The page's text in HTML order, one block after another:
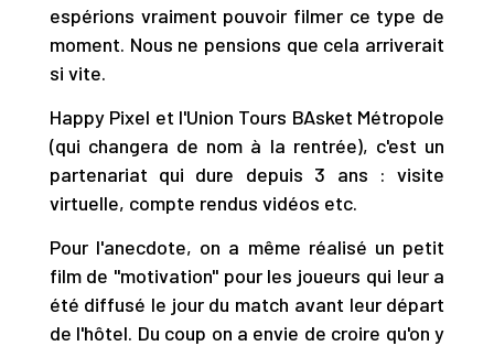
espérions vraiment pouvoir filmer ce type de
moment. Nous ne pensions que cela arriverait
si vite.
Happy Pixel et l'Union Tours BAsket Métropole
(qui changera de nom à la rentrée), c'est un
partenariat qui dure depuis 3 ans : visite
virtuelle, compte rendus vidéos etc.
Pour l'anecdote, on a même réalisé un petit
film de "motivation" pour les joueurs qui leur a
été diffusé le jour du match avant leur départ
de l'hôtel. Du coup on a envie de croire qu'on y